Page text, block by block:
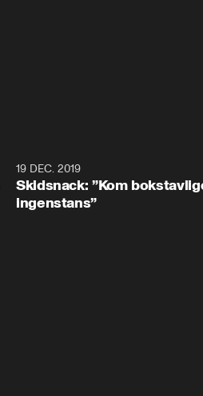
19 DEC. 2019
Skidsnack: ”Kom
ingenstans”